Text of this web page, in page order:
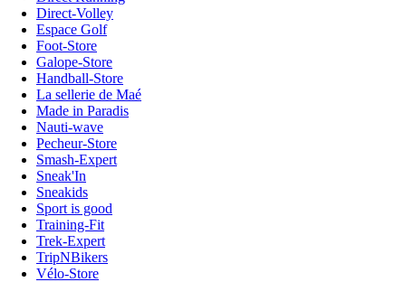
Direct-Volley
Espace Golf
Foot-Store
Galope-Store
Handball-Store
La sellerie de Maé
Made in Paradis
Nauti-wave
Pecheur-Store
Smash-Expert
Sneak'In
Sneakids
Sport is good
Training-Fit
Trek-Expert
TripNBikers
Vélo-Store